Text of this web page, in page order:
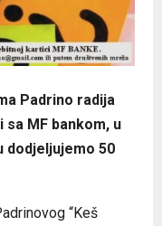
Padrino radija
sa MF bankom, u
dodjeljujemo 50
“Keš